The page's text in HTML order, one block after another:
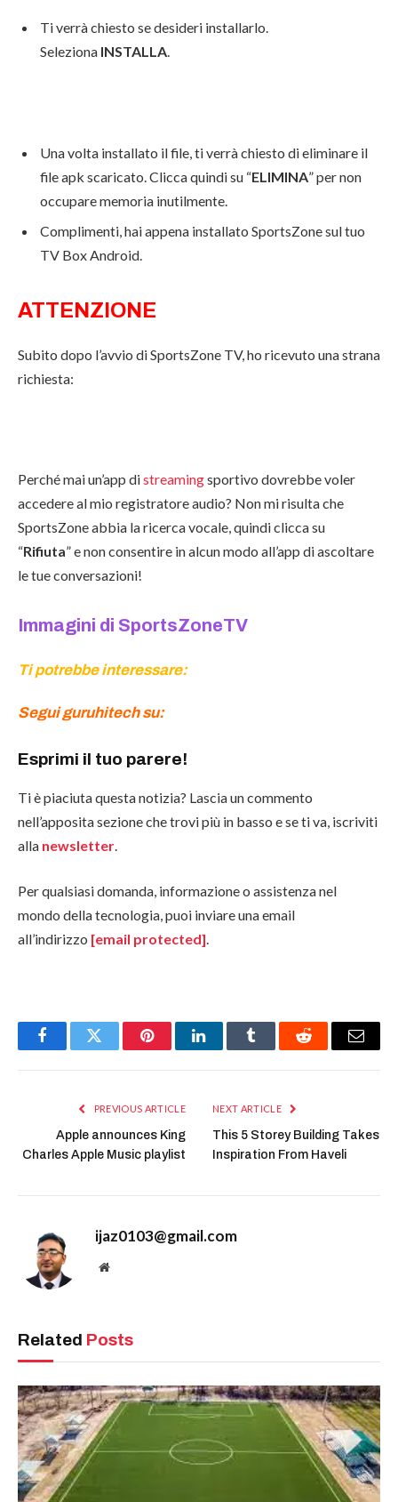
Ti verrà chiesto se desideri installarlo.
Seleziona INSTALLA.
Una volta installato il file, ti verrà chiesto di eliminare il
file apk scaricato. Clicca quindi su “ELIMINA” per non
occupare memoria inutilmente.
Complimenti, hai appena installato SportsZone sul tuo
TV Box Android.
ATTENZIONE
Subito dopo l’avvio di SportsZone TV, ho ricevuto una strana
richiesta:
Perché mai un’app distreamingsportivo dovrebbe voler
accedere al mio registratore audio? Non mi risulta che
SportsZone abbia la ricerca vocale, quindi clicca su
“Rifiuta” e non consentire in alcun modo all’app di ascoltare
le tue conversazioni!
Immagini di SportsZoneTV
Ti potrebbe interessare:
Segui guruhitech su:
Esprimi il tuo parere!
Ti è piaciuta questa notizia? Lascia un commento
nell’apposita sezione che trovi più in basso e se ti va, iscriviti
alla newsletter
Per qualsiasi domanda, informazione o assistenza nel
mondo della tecnologia, puoi inviare una email
all’indirizzo [email protected].
FacebookTwitter PinterestLinkedInTumblr Reddit Email
PREVIOUS ARTICLE
Apple announces King
Charles Apple Music playlist
NEXT ARTICLE
This 5 Storey Building Takes
Inspiration From Haveli
ijaz0103@gmail.com
Website
Related Posts